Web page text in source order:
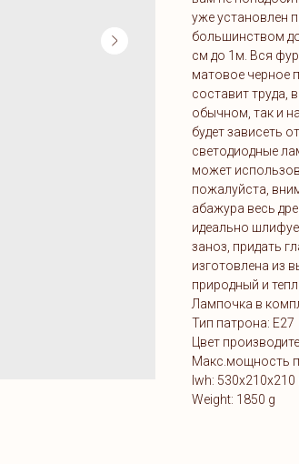
уже установлен
большинством
см до 1м. Вся
матовое черное
составит труда,
обычном, так и
будет зависеть
светодиодные
может
пожалуйста,
абажура весь
идеально
заноз, придать
изготовлена из
природный и
Лампочка в
Тип патрона: E27
Цвет
Макс.мощность
lwh: 530x210x210
Weight: 1850 g